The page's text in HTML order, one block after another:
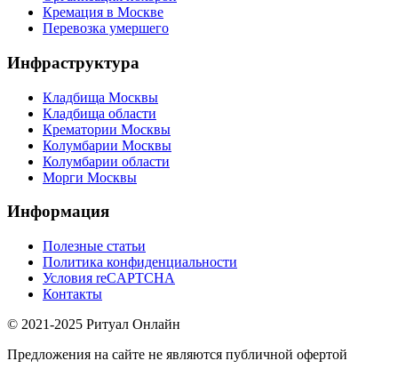
Кремация в Москве
Перевозка умершего
Инфраструктура
Кладбища Москвы
Кладбища области
Крематории Москвы
Колумбарии Москвы
Колумбарии области
Морги Москвы
Информация
Полезные статьи
Политика конфиденциальности
Условия reCAPTCHA
Контакты
© 2021-2025 Ритуал Онлайн
Предложения на сайте не являются публичной офертой